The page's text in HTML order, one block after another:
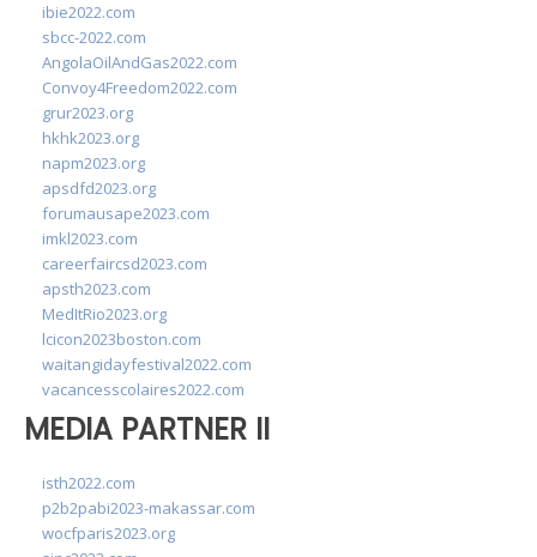
ibie2022.com
sbcc-2022.com
AngolaOilAndGas2022.com
Convoy4Freedom2022.com
grur2023.org
hkhk2023.org
napm2023.org
apsdfd2023.org
forumausape2023.com
imkl2023.com
careerfaircsd2023.com
apsth2023.com
MedItRio2023.org
lcicon2023boston.com
waitangidayfestival2022.com
vacancesscolaires2022.com
MEDIA PARTNER II
isth2022.com
p2b2pabi2023-makassar.com
wocfparis2023.org